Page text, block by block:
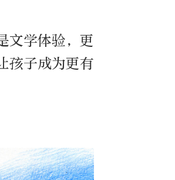
文学体验，更
孩子成为更有